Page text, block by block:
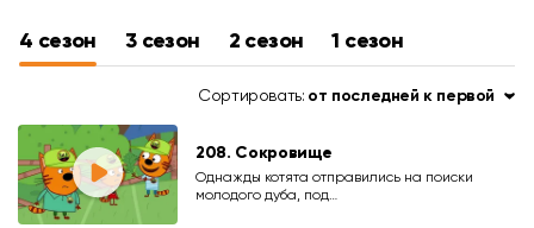
4 сезон 3 сезон 2 сезон 1 сезон
Сортировать: от последней к первой
208. Сокровище
Однажды котята отправились на поиски
молодого дуба, под…